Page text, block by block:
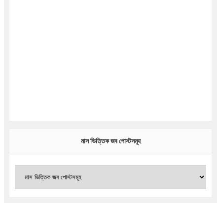
মাস ভিত্তিক জব পোস্টসমূহ